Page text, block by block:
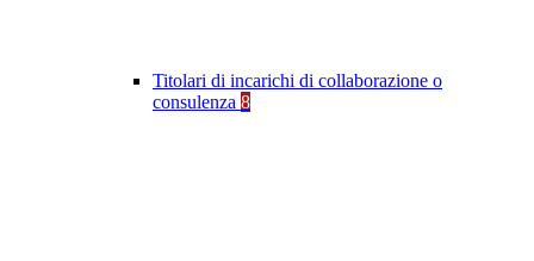
Titolari di incarichi di collaborazione o
consulenza 8